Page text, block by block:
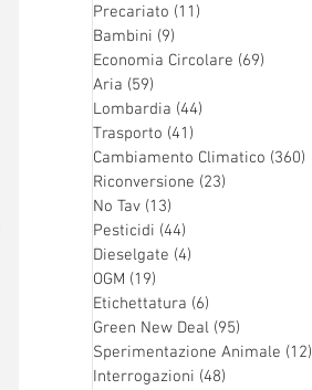
Precariato (11)
Bambini (9)
Economia Circolare (69)
Aria (59)
Lombardia (44)
Trasporto (41)
Cambiamento Climatico (360)
Riconversione (23)
No Tav (13)
Pesticidi (44)
Dieselgate (4)
OGM (19)
Etichettatura (6)
Green New Deal (95)
Sperimentazione Animale (12)
Interrogazioni (48)